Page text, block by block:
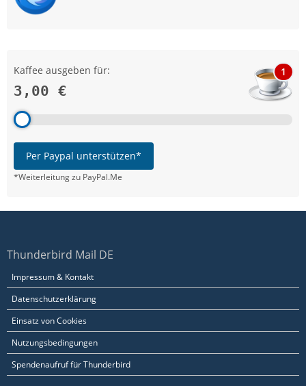
Kaffee ausgeben für:
3,00 €
1
Per Paypal unterstützen*
*Weiterleitung zu PayPal.Me
Thunderbird Mail DE
Impressum & Kontakt
Datenschutzerklärung
Einsatz von Cookies
Nutzungsbedingungen
Spendenaufruf für Thunderbird